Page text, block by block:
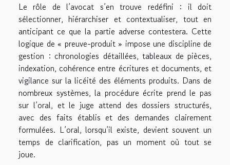
Le rôle de l’avocat s’en trouve redéfini : il doit
sélectionner, hiérarchiser et contextualiser, tout en
anticipant ce que la partie adverse contestera. Cette
logique de « preuve-produit » impose une discipline de
gestion : chronologies détaillées, tableaux de pièces,
indexation, cohérence entre écritures et documents, et
vigilance sur la licéité des éléments produits. Dans de
nombreux systèmes, la procédure écrite prend le pas
sur l’oral, et le juge attend des dossiers structurés,
avec des faits établis et des demandes clairement
formulées. L’oral, lorsqu’il existe, devient souvent un
temps de clarification, pas un moment où tout se
joue.